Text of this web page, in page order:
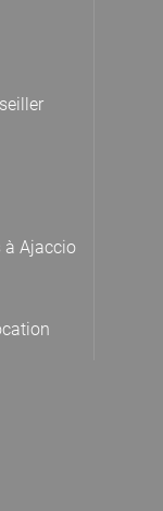
à Ajaccio